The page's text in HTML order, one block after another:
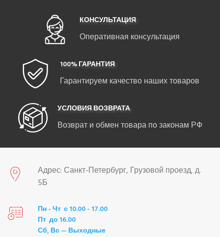
КОНСУЛЬТАЦИЯ
Оперативная консультация
100% ГАРАНТИЯ
Гарантируем качество наших товаров
УСЛОВИЯ ВОЗВРАТА
Возврат и обмен товара по законам РФ
Адрес: Санкт-Петербург, Грузовой проезд, д.
5Б
Пн - Чт с 10.00 - 17.00
Пт до 16.00
Сб, Вс — Выходные